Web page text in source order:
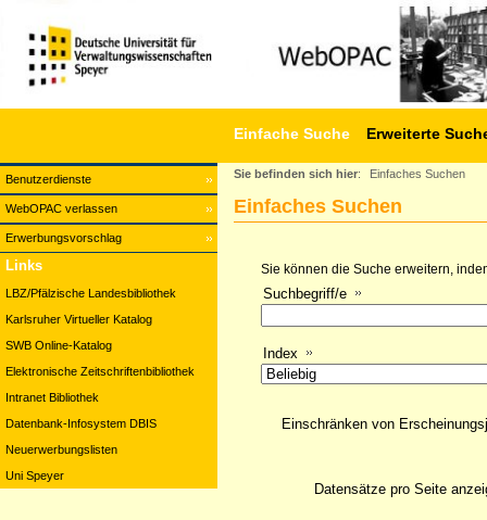
Benutzerdienste
WebOPAC verlassen
Erwerbungsvorschlag
Einfache Suche Erweiterte
Links
LBZ/Pfälzische Landesbibliothek
Karlsruher Virtueller Katalog
SWB Online-Katalog
Elektronische Zeitschriftenbibliothek
Intranet Bibliothek
Datenbank-Infosystem DBIS
Neuerwerbungslisten
Uni Speyer
Sie befinden sich hier: Einfaches Suchen
Einfaches Suchen
Sie können die Suche erweitern,
Suchbegriff/e
Index
Einschränken von
Datensätze pro Seite